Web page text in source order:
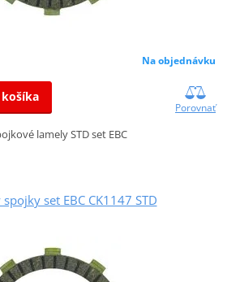
Na objednávku
košíka
Porovnať
lamely STD set EBC
set EBC CK1147 STD